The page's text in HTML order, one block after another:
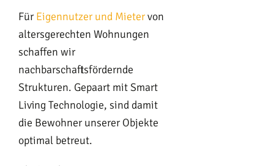
FürEigennutzer und Mietervon
altersgerechten Wohnungen
schaffen wir
nachbarschaftsfördernde
Strukturen. Gepaart mit Smart
Living Technologie, sind damit
die Bewohner unserer Objekte
optimal betreut.